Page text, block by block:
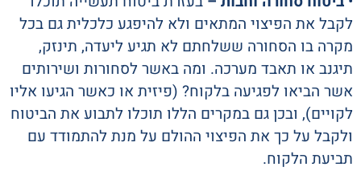
לקבל את הפיצוי המתאים ולא להיפגע כלכלית גם בכל
מקרה בו הסחורה ששלחתם לא תגיע ליעדה, תינזק,
תיגנב או תאבד מערכה. ומה באשר לסחורות ושירותים
אשר הביאו לפגיעה בלקוח? (פיזית או כאשר הגיעו אליו
לקויים), ובכן גם במקרים הללו תוכלו לתבוע את הביטוח
ולקבל על כך את הפיצוי ההולם על מנת להתמודד עם
תביעת הלקוח.